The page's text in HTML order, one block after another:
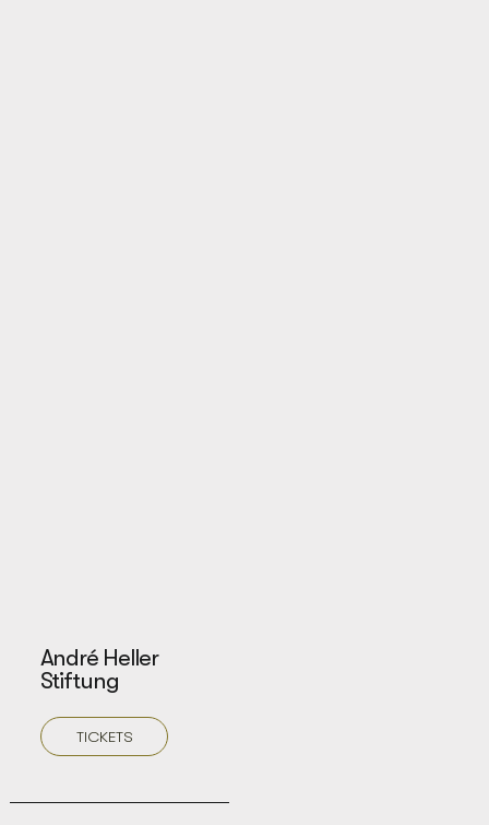
André Heller
Stiftung
TICKETS